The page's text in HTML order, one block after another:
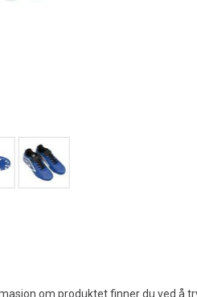
om produktet finner du ved å